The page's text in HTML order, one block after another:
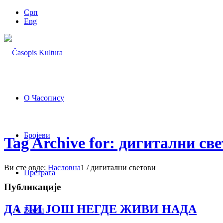
Срп
Eng
О Часопису
Бројеви
Претрага
Вести
Tag Archive for: дигитални
Ви сте овде: Насловна1 / дигитални светови
Публикације
ДА ЛИ ЈОШ НЕГДЕ ЖИВИ НАДА